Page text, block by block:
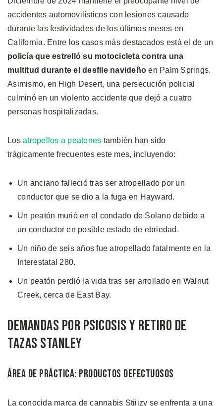
accidentes automovilísticos con lesiones causado
durante las festividades de los últimos meses en
California. Entre los casos más destacados está el de un
policía que estrelló su motocicleta contra una
multitud durante el desfile navideño en Palm Springs.
Asimismo, en High Desert, una persecución policial
culminó en un violento accidente que dejó a cuatro
personas hospitalizadas.
Los atropellos a peatones también han sido
trágicamente frecuentes este mes, incluyendo:
Un anciano falleció tras ser atropellado por un
conductor que se dio a la fuga en Hayward.
Un peatón murió en el condado de Solano debido a
un conductor en posible estado de ebriedad.
Un niño de seis años fue atropellado fatalmente en la
Interestatal 280.
Un peatón perdió la vida tras ser arrollado en Walnut
Creek, cerca de East Bay.
Demandas por Psicosis y Retiro de
Tazas Stanley
Área de Práctica: Productos Defectuosos
La conocida marca de cannabis Stiiizy se enfrenta a una